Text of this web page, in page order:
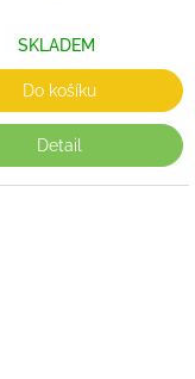
SKLADEM
Do košíku
Detail